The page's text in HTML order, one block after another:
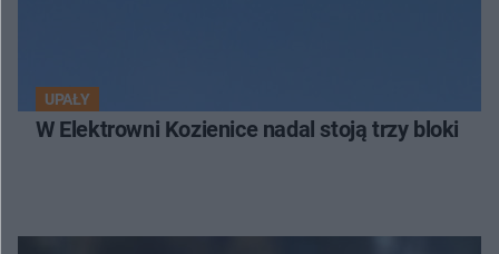
UPAŁY
W Elektrowni Kozienice nadal stoją trzy bloki